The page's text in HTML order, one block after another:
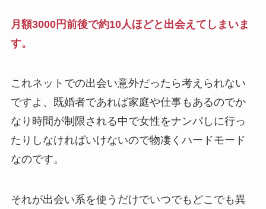
月額3000円前後で約10人ほどと出会えてしまいま
す。
これネットでの出会い意外だったら考えられない
ですよ、既婚者であれば家庭や仕事もあるのでか
なり時間が制限される中で女性をナンパしに行っ
たりしなければいけないので物凄くハードモード
なのです。
それが出会い系を使うだけでいつでもどこでも異